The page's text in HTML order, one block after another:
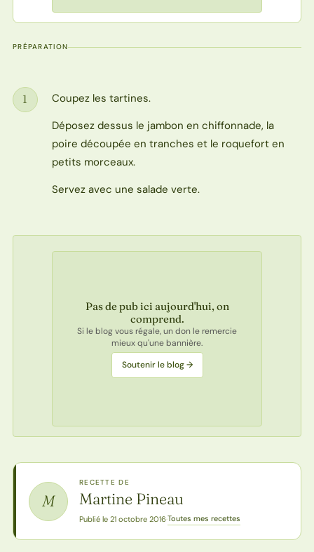
PRÉPARATION
Étape
1
Coupez les tartines.
Déposez dessus le jambon en chiffonnade, la
poire découpée en tranches et le roquefort en
petits morceaux.
Servez avec une salade verte.
Pas de pub ici aujourd'hui, on
comprend.
Si le blog vous régale, un don le remercie
mieux qu'une bannière.
Soutenir le blog →
M
RECETTE DE
Martine Pineau
Publié le 21 octobre 2016·Toutes mes recettes